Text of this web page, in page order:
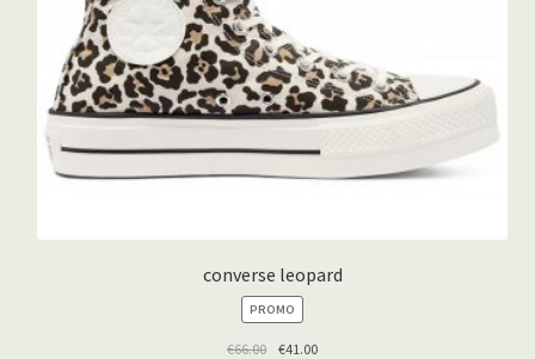
converse leopard
PROMO
EN
PROMOTION
€66.00 €41.00